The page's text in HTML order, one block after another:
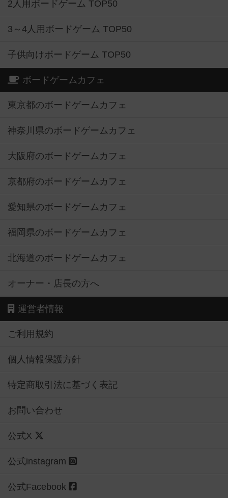
2人用ボードゲーム TOP50
3～4人用ボードゲーム TOP50
子供向けボードゲーム TOP50
ボードゲームカフェ
東京都のボードゲームカフェ
神奈川県のボードゲームカフェ
大阪府のボードゲームカフェ
京都府のボードゲームカフェ
愛知県のボードゲームカフェ
福岡県のボードゲームカフェ
北海道のボードゲームカフェ
オーナー・店長の方へ
運営者情報
ご利用規約
個人情報保護方針
特定商取引法に基づく表記
お問い合わせ
公式X
公式instagram
公式Facebook